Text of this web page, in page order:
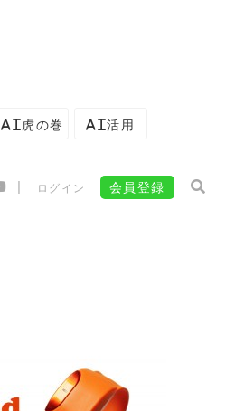
AI虎の巻 AI活用
ログイン 会員登録